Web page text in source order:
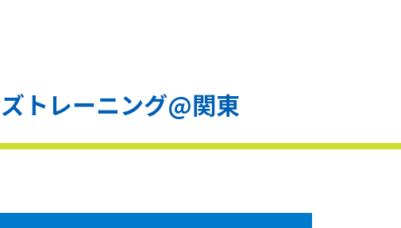
トレーニング@関東